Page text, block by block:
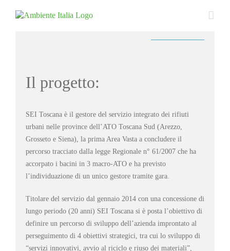
Il progetto:
SEI Toscana è il gestore del servizio integrato dei rifiuti
urbani nelle province dell’ATO Toscana Sud (Arezzo,
Grosseto e Siena), la prima Area Vasta a concludere il
percorso tracciato dalla legge Regionale n° 61/2007 che ha
accorpato i bacini in 3 macro-ATO e ha previsto
l’individuazione di un unico gestore tramite gara.
Titolare del servizio dal gennaio 2014 con una concessione di
lungo periodo (20 anni) SEI Toscana si è posta l’obiettivo di
definire un percorso di sviluppo dell’azienda improntato al
perseguimento di 4 obiettivi strategici, tra cui lo sviluppo di
“servizi innovativi, avvio al riciclo e riuso dei materiali”,